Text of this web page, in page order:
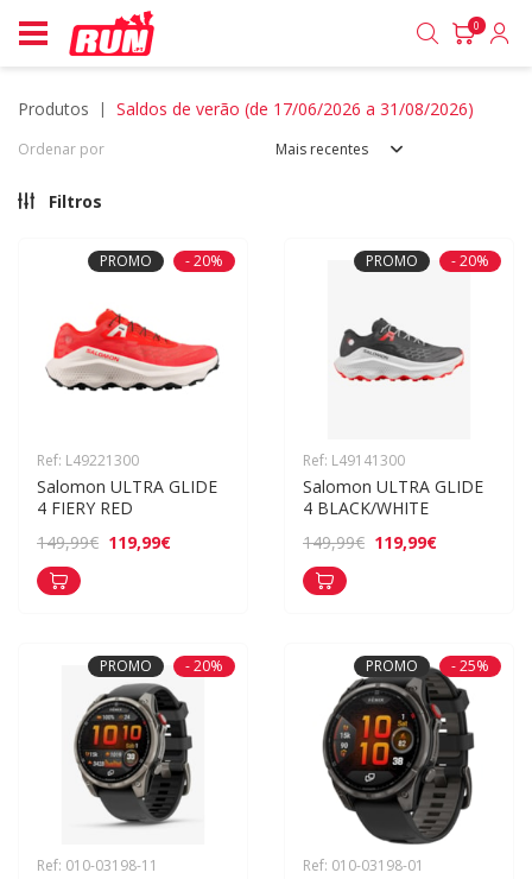
0
produtos saldos de verão (de 17/06/2026 a 31/08/2026)
Ordenar por Mais recentes
Filtros
PROMO - 20%
Ref: L49221300
Salomon ULTRA GLIDE
4 FIERY RED
149,99€ 119,99€
PROMO - 20%
Ref: L49141300
Salomon ULTRA GLIDE
4 BLACK/WHITE
149,99€ 119,99€
PROMO - 20%
Ref: 010-03198-11
PROMO - 25%
Ref: 010-03198-01